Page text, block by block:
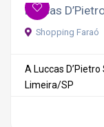
Luccas
Shopping Faraó
A Luccas
Limeira/SP